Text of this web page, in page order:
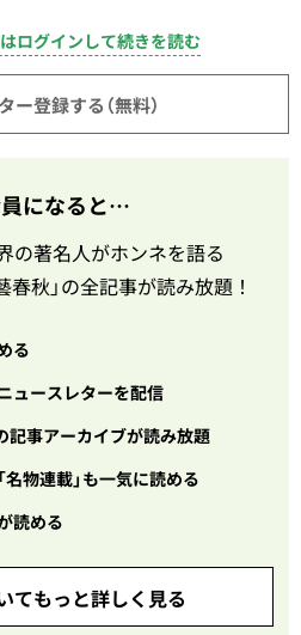
ログインして続きを読む
ー登録する（無料）
になると…
の著名人がホンネを語る
秋」の全記事が読み放題！
る
ュースレターを配信
事アーカイブが読み放題
物連載」も一気に読める
読める
てもっと詳しく見る